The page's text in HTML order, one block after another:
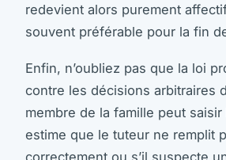
redevient alors purement
souvent préférable pour la fin
Enfin, n’oubliez pas que la loi
contre les décisions arbitraires
membre de la famille peut saisir
estime que le tuteur ne remplit
correctement ou s’il suspecte